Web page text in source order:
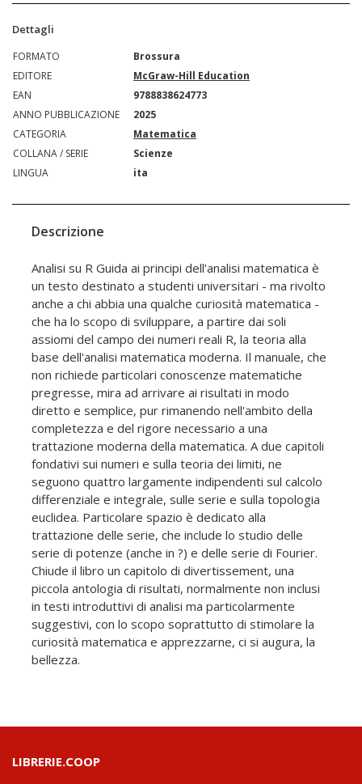
Dettagli
FORMATO
Brossura
EDITORE
McGraw-Hill Education
EAN
9788838624773
ANNO PUBBLICAZIONE
2025
CATEGORIA
Matematica
COLLANA / SERIE
Scienze
LINGUA
ita
Descrizione
Analisi su R Guida ai principi dell'analisi matematica è
un testo destinato a studenti universitari - ma rivolto
anche a chi abbia una qualche curiosità matematica -
che ha lo scopo di sviluppare, a partire dai soli
assiomi del campo dei numeri reali R, la teoria alla
base dell'analisi matematica moderna. Il manuale, che
non richiede particolari conoscenze matematiche
pregresse, mira ad arrivare ai risultati in modo
diretto e semplice, pur rimanendo nell'ambito della
completezza e del rigore necessario a una
trattazione moderna della matematica. A due capitoli
fondativi sui numeri e sulla teoria dei limiti, ne
seguono quattro largamente indipendenti sul calcolo
differenziale e integrale, sulle serie e sulla topologia
euclidea. Particolare spazio è dedicato alla
trattazione delle serie, che include lo studio delle
serie di potenze (anche in ?) e delle serie di Fourier.
Chiude il libro un capitolo di divertissement, una
piccola antologia di risultati, normalmente non inclusi
in testi introduttivi di analisi ma particolarmente
suggestivi, con lo scopo soprattutto di stimolare la
curiosità matematica e apprezzarne, ci si augura, la
bellezza.
LIBRERIE.COOP